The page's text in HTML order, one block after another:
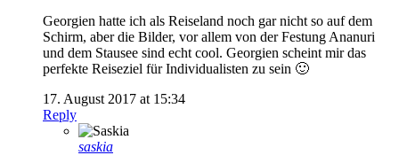
Georgien hatte ich als Reiseland noch gar nicht so auf dem
Schirm, aber die Bilder, vor allem von der Festung Ananuri
und dem Stausee sind echt cool. Georgien scheint mir das
perfekte Reiseziel für Individualisten zu sein 🙂
17. August 2017 at 15:34
Reply
saskia